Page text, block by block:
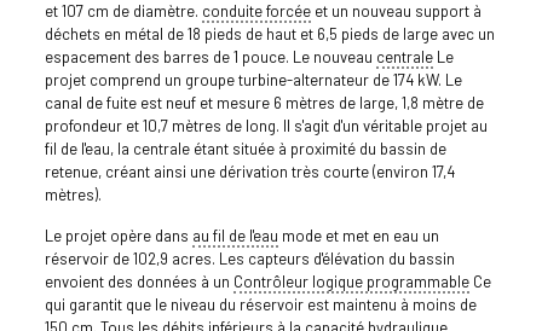
et 107 cm de diamètre. conduite forcéeet un nouveau support à
déchets en métal de 18 pieds de haut et 6,5 pieds de large avec un
espacement des barres de 1 pouce. Le nouveau centraleLe
projet comprend un groupe turbine-alternateur de 174 kW. Le
canal de fuite est neuf et mesure 6 mètres de large, 1,8 mètre de
profondeur et 10,7 mètres de long. Il s'agit d'un véritable projet au
fil de l'eau, la centrale étant située à proximité du bassin de
retenue, créant ainsi une dérivation très courte (environ 17,4
mètres).
Le projet opère dans au fil de l'eau mode et met en eau un
réservoir de 102,9 acres. Les capteurs d'élévation du bassin
envoient des données à un Contrôleur logique programmableCe
qui garantit que le niveau du réservoir est maintenu à moins de